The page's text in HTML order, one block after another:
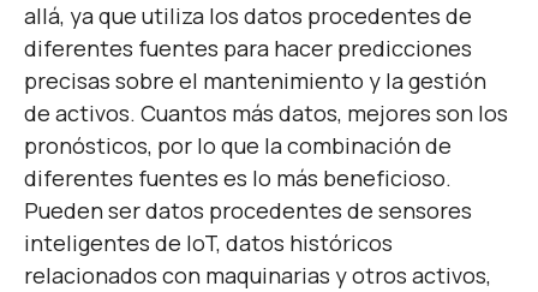
allá, ya que utiliza los datos procedentes de
diferentes fuentes para hacer predicciones
precisas sobre el mantenimiento y la gestión
de activos. Cuantos más datos, mejores son los
pronósticos, por lo que la combinación de
diferentes fuentes es lo más beneficioso.
Pueden ser datos procedentes de sensores
inteligentes de IoT, datos históricos
relacionados con maquinarias y otros activos,